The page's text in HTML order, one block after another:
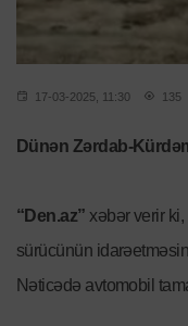
17-03-2025, 11:30 135
Dünən Zərdab-
“Den.az” xəbər verir ki,
sürücünün
Nəticədə avtomobil